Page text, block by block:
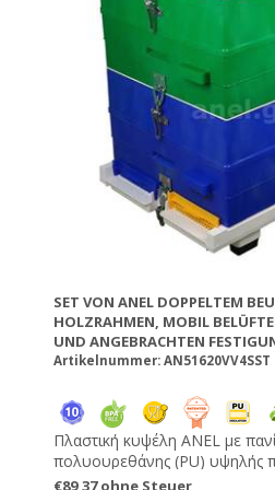
SET VON ANEL DOPPELTEM
HOLZRAHMEN, MOBIL
UND ANGEBRACHTEN
Artikelnummer: AN51620VV4SST
Πλαστική κυψέλη ANEL με
πολυουρεθάνης (PU) υψηλής
από υψηλής ποιότητας
€89,37 ohne Steuer